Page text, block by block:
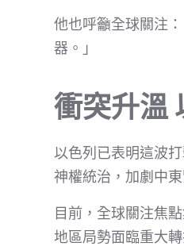
他也呼籲全球關注
器。」
衝突升溫
以色列已表明這波
神權統治，加劇中東
目前，全球關注焦
地區局勢面臨重大轉